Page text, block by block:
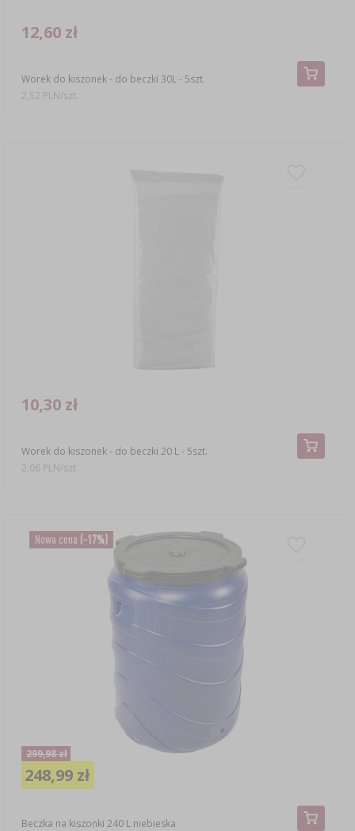
Worek do kiszonek - do beczki 30L - 5szt.
12,60 zł
2,52 PLN/szt.
Worek do kiszonek - do beczki 20 L - 5szt.
10,30 zł
2,06 PLN/szt.
Nowa cena (-17%)
Beczka na kiszonki 240 L niebieska
299,98 zł
248,99 zł